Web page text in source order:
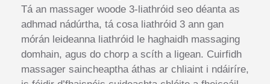
Tá an massager woode 3-liathróid seo déanta as
adhmad nádúrtha, tá cosa liathróid 3 ann gan
mórán leideanna liathróid le haghaidh massaging
domhain, agus do chorp a scíth a ligean. Cuirfidh
massager saincheaptha áthas ar chliaint i ndáiríre,